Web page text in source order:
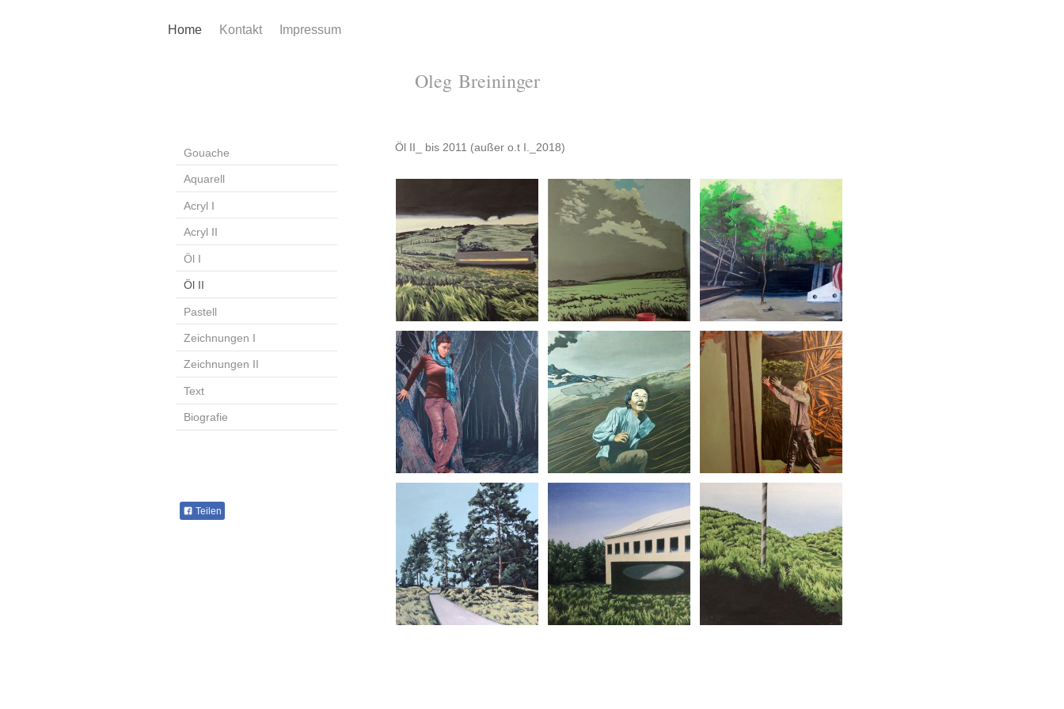
Home Kontakt Impressum
Oleg Breininger
Öl II_ bis 2011 (außer o.t I._2018)
Gouache
Aquarell
Acryl I
Acryl II
Öl I
Öl II
Pastell
Zeichnungen I
Zeichnungen II
Text
Biografie
Teilen